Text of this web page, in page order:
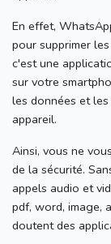
En effet,
pour supprimer
c'est une
sur votre
les données et
appareil.
Ainsi, vous ne
de la sécurité.
appels audio et
pdf, word, image,
doutent des